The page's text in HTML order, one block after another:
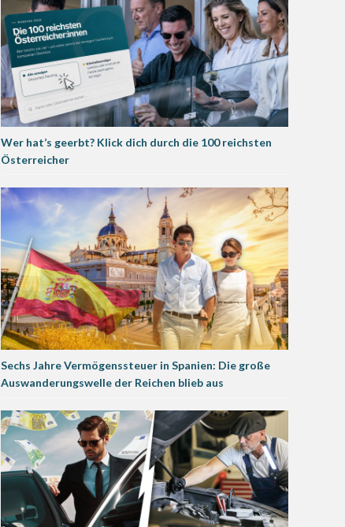
Wer hat’s geerbt? Klick dich durch die 100 reichsten
Österreicher
Sechs Jahre Vermögenssteuer in Spanien: Die große
Auswanderungswelle der Reichen blieb aus